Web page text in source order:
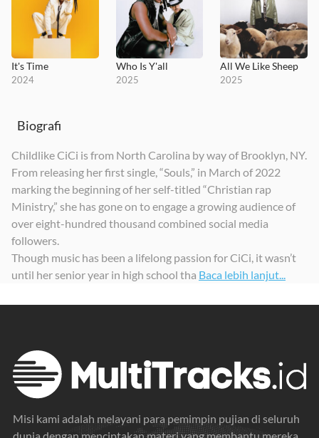
It's Time
2024
Who Is Y'all
2025
All We Like Sheep
2025
Biografi
Childlike CiCi is from North Carolina by way of Brooklyn, NY.
From releasing her first single, “Souls,” in March of 2022
marking the beginning of her self-titled “Christian rap
Ministry,” she has gone on to engage a growing audience of
over eight-hundred thousand combined social media
followers.
Though music has been a lifelong passion for CiCi, it wasn’t
until her senior year in high school tha Baca lebih lanjut...
Misi kami adalah melayani para pemimpin pujian di seluruh